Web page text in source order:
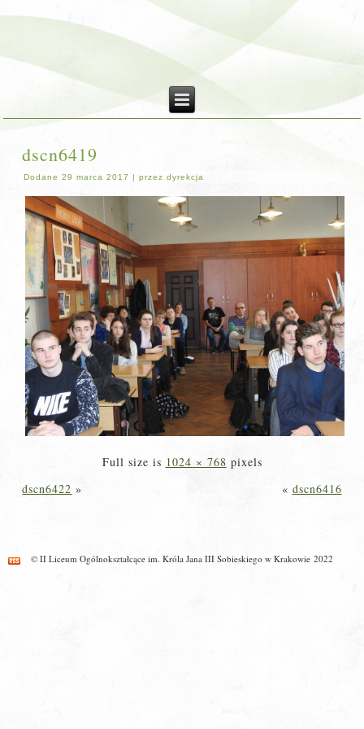
dscn6419
Dodane 29 marca 2017 |przez dyrekcja
Full size is 1024 × 768 pixels
dscn6422 » « dscn6416
© II Liceum Ogólnokształcące im. Króla Jana III Sobieskiego w Krakowie 2022